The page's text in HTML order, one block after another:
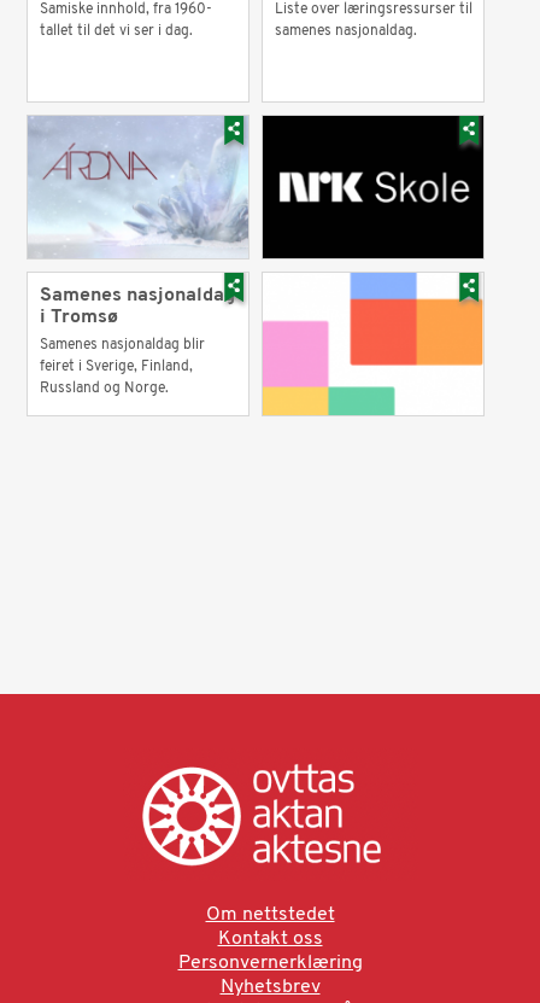
Samiske innhold, fra 1960-
tallet til det vi ser i dag.
Liste over læringsressurser til
samenes nasjonaldag.
Samenes nasjonaldag
i Tromsø
Samenes nasjonaldag blir
feiret i Sverige, Finland,
Russland og Norge.
Om nettstedet
Kontakt oss
Personvernerklæring
Nyhetsbrev